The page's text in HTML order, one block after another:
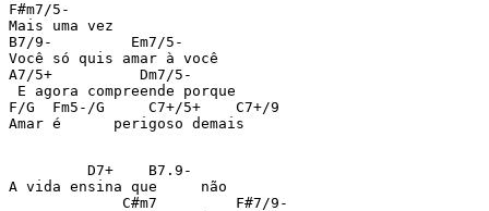
F#m7/5-
Mais uma vez
B7/9-         Em7/5-
Você só quis amar à você
A7/5+          Dm7/5-
E agora compreende porque
F/G  Fm5-/G     C7+/5+    C7+/9
Amar é      perigoso demais
         D7+    B7.9-
A vida ensina que     não